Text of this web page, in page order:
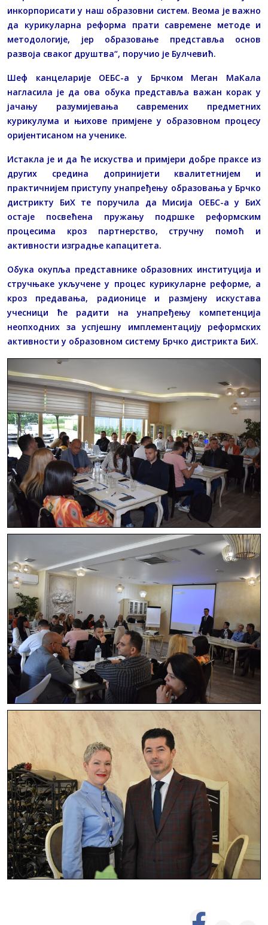
инкорпорисати у наш образовни систем. Веома је важно
да курикуларна реформа прати савремене методе и
методологије, јер образовање представља основ
развоја сваког друштва“, поручио је Булчевић.
Шеф канцеларије ОЕБС-а у Брчком Меган МаКала
нагласила је да ова обука представља важан корак у
јачању разумијевања савремених предметних
курикулума и њихове примјене у образовном процесу
оријентисаном на ученике.
Истакла је и да ће искуства и примјери добре праксе из
других средина допринијети квалитетнијем и
практичнијем приступу унапређењу образовања у Брчко
дистрикту БиХ те поручила да Мисија ОЕБС-а у БиХ
остаје посвећена пружању подршке реформским
процесима кроз партнерство, стручну помоћ и
активности изградње капацитета.
Обука окупља представнике образовних институција и
стручњаке укључене у процес курикуларне реформе, а
кроз предавања, радионице и размјену искустава
учесници ће радити на унапређењу компетенција
неопходних за успјешну имплементацију реформских
активности у образовном систему Брчко дистрикта БиХ.